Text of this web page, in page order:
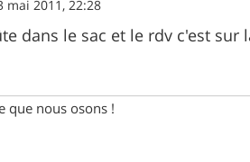
mai 2011, 22:28
dans le sac et le rdv c'est
que nous osons !